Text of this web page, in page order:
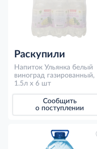
Раскупили
Напиток Ульянка белый
виноград газированный,
1.5л x 6 шт
Сообщить
о поступлении